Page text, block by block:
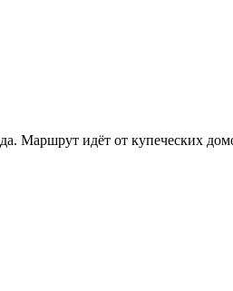
Маршрут идёт от купеческих